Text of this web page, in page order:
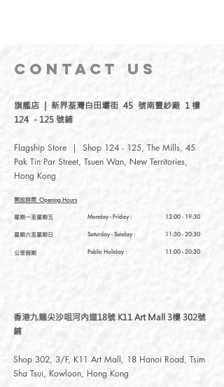
CONTACT US
旗艦店 | 新界荃灣白田壩街 45 號南豐紗廠 1 樓
124 - 125 號鋪
Flagship Store | Shop 124 - 125, The Mills, 45
Pak Tin Par Street, Tsuen Wan, New Territories,
Hong Kong
開放時間 Opening Hours
星期一至星期五
星期六至星期日
公眾假期
12:00 - 19:30
11:30 - 20:30
11:00 - 20:30
Monday - Friday :
Saturday- Sunday :
Public Holiday :
香港九龍尖沙咀河內道18號 K11 Art Mall 3樓 302號
鋪
Shop 302, 3/F, K11 Art Mall, 18 Hanoi Road, Tsim
Sha Tsui, Kowloon, Hong Kong